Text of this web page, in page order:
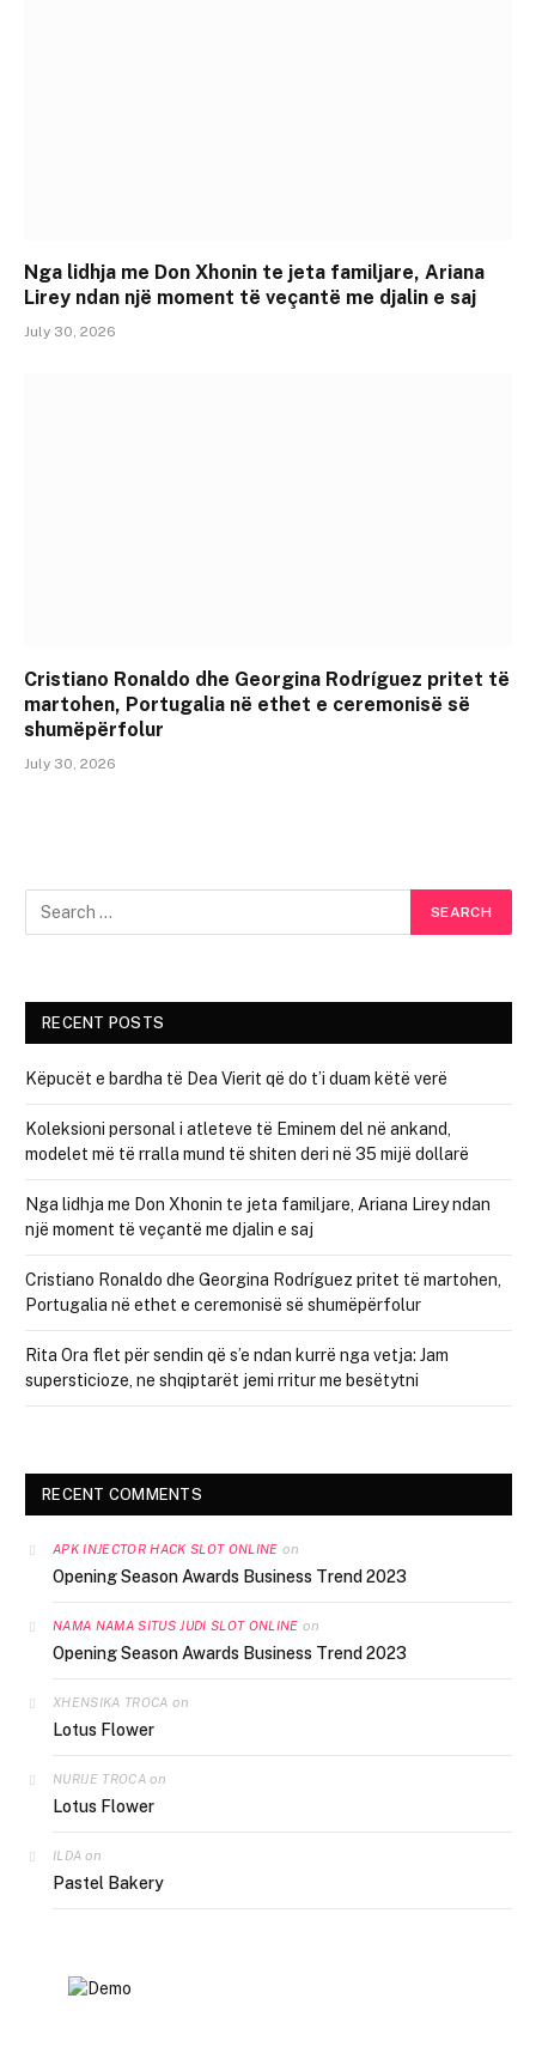
Nga lidhja me Don Xhonin te jeta familjare, Ariana
Lirey ndan një moment të veçantë me djalin e saj
July 30, 2026
Cristiano Ronaldo dhe Georgina Rodríguez pritet të
martohen, Portugalia në ethet e ceremonisë së
shumëpërfolur
July 30, 2026
RECENT POSTS
Këpucët e bardha të Dea Vierit që do t’i duam këtë verë
Koleksioni personal i atleteve të Eminem del në ankand,
modelet më të rralla mund të shiten deri në 35 mijë dollarë
Nga lidhja me Don Xhonin te jeta familjare, Ariana Lirey ndan
një moment të veçantë me djalin e saj
Cristiano Ronaldo dhe Georgina Rodríguez pritet të martohen,
Portugalia në ethet e ceremonisë së shumëpërfolur
Rita Ora flet për sendin që s’e ndan kurrë nga vetja: Jam
supersticioze, ne shqiptarët jemi rritur me besëtytni
RECENT COMMENTS
APK INJECTOR HACK SLOT ONLINE on
Opening Season Awards Business Trend 2023
NAMA NAMA SITUS JUDI SLOT ONLINE on
Opening Season Awards Business Trend 2023
XHENSIKA TROCA on
Lotus Flower
NURIJE TROCAon
Lotus Flower
ILDA on
Pastel Bakery